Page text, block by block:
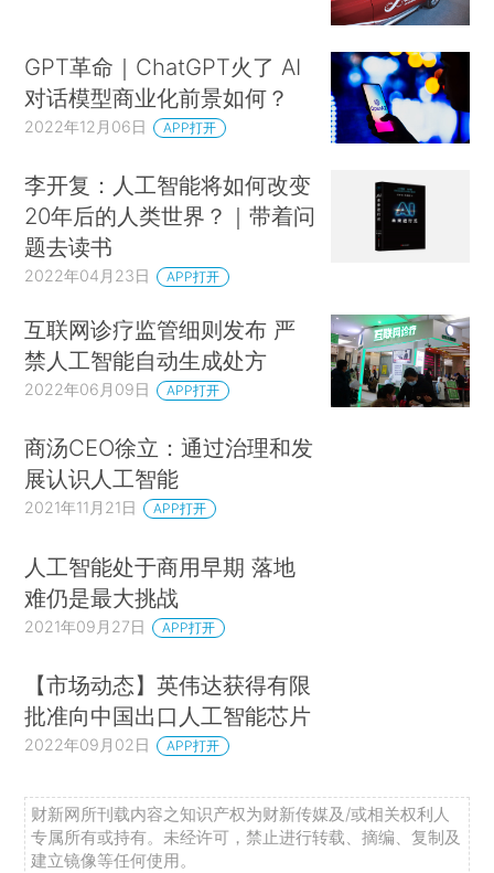
GPT革命｜ChatGPT火了 AI
对话模型商业化前景如何？
2022年12月06日 APP打开
李开复：人工智能将如何改变
20年后的人类世界？｜带着问
题去读书
2022年04月23日 APP打开
互联网诊疗监管细则发布 严
禁人工智能自动生成处方
2022年06月09日 APP打开
商汤CEO徐立：通过治理和发
展认识人工智能
2021年11月21日 APP打开
人工智能处于商用早期 落地
难仍是最大挑战
2021年09月27日 APP打开
【市场动态】英伟达获得有限
批准向中国出口人工智能芯片
2022年09月02日 APP打开
财新网所刊载内容之知识产权为财新传媒及/或相关权利人
专属所有或持有。未经许可，禁止进行转载、摘编、复制及
建立镜像等任何使用。